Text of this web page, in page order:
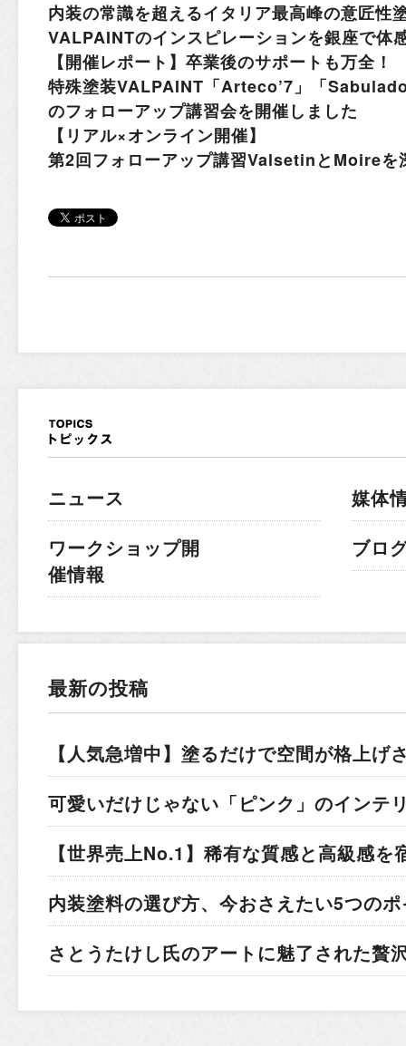
内装の常識を超えるイタリア最高峰の意匠性
VALPAINTのインスピレーションを銀座で体
【開催レポート】卒業後のサポートも万全！
特殊塗装VALPAINT「Arteco’7」「
のフォローアップ講習会を開催しました
【リアル×オンライン開催】
第2回フォローアップ講習ValsetinとMoireを
ニュース
ワークショップ開
催情報
媒体
ブロ
最新の投稿
【人気急増中】塗るだけで空間が格上げ
可愛いだけじゃない「ピンク」のインテ
【世界売上No.1】稀有な質感と高級感を
内装塗料の選び方、今おさえたい5つの
さとうたけし氏のアートに魅了された贅